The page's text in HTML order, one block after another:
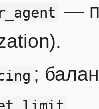
—
;
.